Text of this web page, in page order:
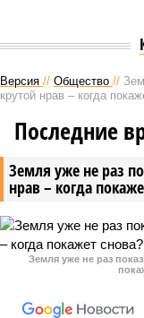
Версия // Общество //
крутой нрав – когда
Земля уже не раз
нрав – когда
Последние
Земля уже не раз